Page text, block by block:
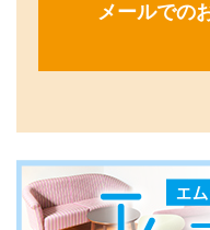
メールでの